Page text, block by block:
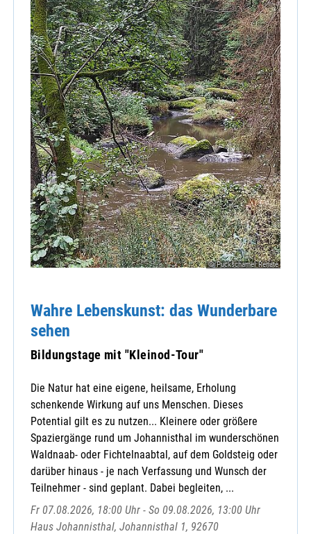
© Puckschamel Renate
Wahre Lebenskunst: das Wunderbare
sehen
Bildungstage mit "Kleinod-Tour"
Die Natur hat eine eigene, heilsame, Erholung
schenkende Wirkung auf uns Menschen. Dieses
Potential gilt es zu nutzen... Kleinere oder größere
Spaziergänge rund um Johannisthal im wunderschönen
Waldnaab- oder Fichtelnaabtal, auf dem Goldsteig oder
darüber hinaus - je nach Verfassung und Wunsch der
Teilnehmer - sind geplant. Dabei begleiten, ...
Fr 07.08.2026, 18:00 Uhr - So 09.08.2026, 13:00 Uhr
Haus Johannisthal, Johannisthal 1, 92670